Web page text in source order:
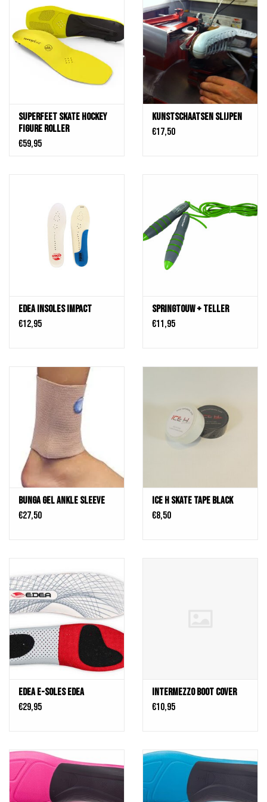
Superfeet Skate Hockey
Figure Roller
Performance Insole
€59,95
Kunstschaatsen slijpen
€17,50
Edea Insoles Impact
€12,95
Springtouw + Teller
€11,95
bunga Gel Ankle Sleeve
€27,50
ICE H Skate Tape Black
€8,50
Edea E-Soles Edea
€29,95
Intermezzo BOOT COVER
€10,95